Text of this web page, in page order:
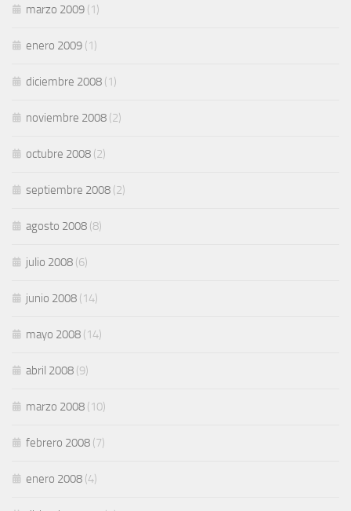
marzo 2009 (1)
enero 2009 (1)
diciembre 2008 (1)
noviembre 2008 (2)
octubre 2008 (2)
septiembre 2008 (2)
agosto 2008 (8)
julio 2008 (6)
junio 2008 (14)
mayo 2008 (14)
abril 2008 (9)
marzo 2008 (10)
febrero 2008 (7)
enero 2008 (4)